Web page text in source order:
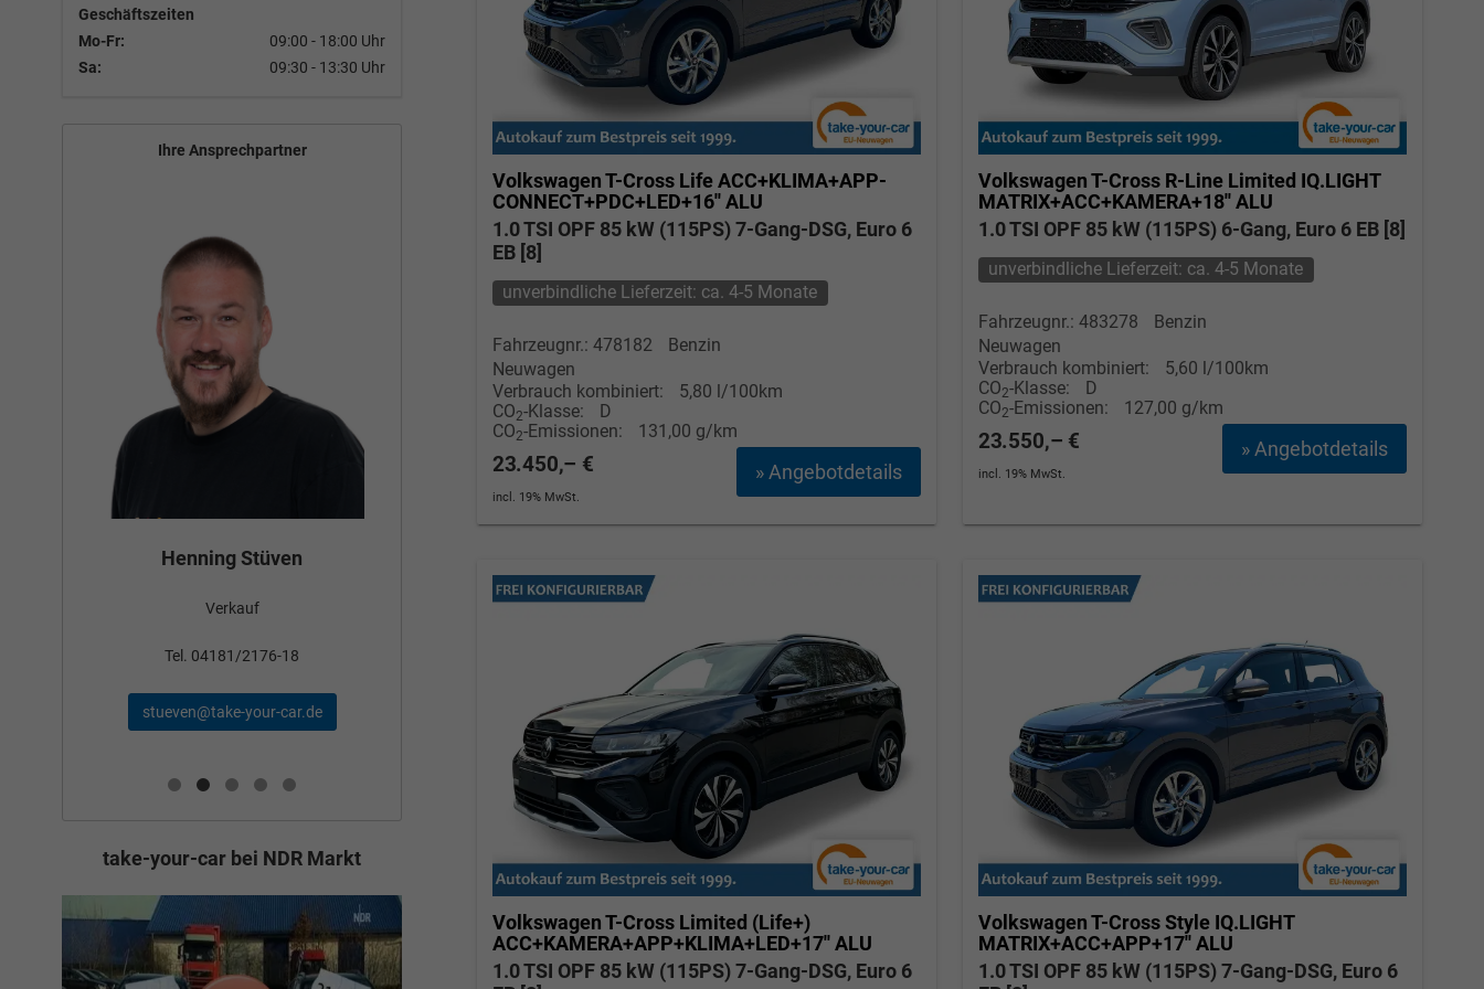
Volkswagen T-Cross Life ACC+KLIMA+APP-
CONNECT+PDC+LED+16'' ALU
1.0 TSI OPF 85 kW (115PS) 7-Gang-DSG, Euro 6
EB [8]
unverbindliche Lieferzeit: ca. 4-5 Monate
Fahrzeugnr.: 478182
Benzin
Neuwagen
Verbrauch kombiniert:
5,80 l/100km
CO2-Klasse:
D
CO2-Emissionen: 131,00 g/km
» Angebotdetails
23.450,– €
incl. 19% MwSt.
Volkswagen T-Cross R-Line Limited IQ.LIGHT
MATRIX+ACC+KAMERA+18'' ALU
1.0 TSI OPF 85 kW (115PS) 6-Gang, Euro 6 EB [8]
unverbindliche Lieferzeit: ca. 4-5 Monate
Fahrzeugnr.: 483278
Benzin
Neuwagen
Verbrauch kombiniert:
5,60 l/100km
CO2-Klasse:
D
CO2-Emissionen: 127,00 g/km
» Angebotdetails
23.550,– €
incl. 19% MwSt.
Volkswagen T-Cross Limited (Life+)
ACC+KAMERA+APP+KLIMA+LED+17'' ALU
1.0 TSI OPF 85 kW (115PS) 7-Gang-DSG, Euro 6
Volkswagen T-CrossStyle IQ.LIGHT
MATRIX+ACC+APP+17'' ALU
1.0 TSI OPF 85 kW (115PS) 7-Gang-DSG, Euro 6
Geschäftszeiten
Mo-Fr:
09:00 - 18:00 Uhr
Sa:
09:30 - 13:30 Uhr
Ihre Ansprechpartner
Henning Stüven
Verkauf
Tel. 04181/2176-18
stueven@take-your-car.de
Verkauf
schael@take-your-car.de
Tel. 04181/2176-21
wollschlaeger@take-your-car.de
Verkauf
calakovic@take-your-car.de
take-your-car bei NDR Markt